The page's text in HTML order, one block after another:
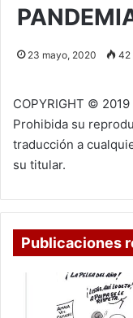
23 mayo, 2020 42
COPYRIGHT ©
Prohibida su
traducción a
su titular.
Publicaciones